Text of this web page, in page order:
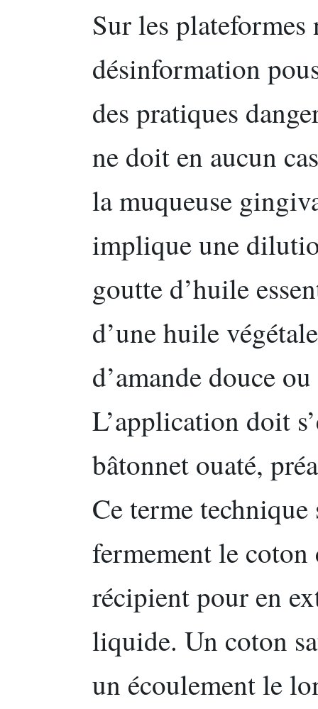
Sur les
désinformation
des pratiques
ne doit en aucun
la muqueuse
implique une
goutte d’huile
d’une huile
d’amande douce
L’application doit
bâtonnet ouaté,
Ce terme
fermement le
récipient pour en
liquide. Un coton
un écoulement le